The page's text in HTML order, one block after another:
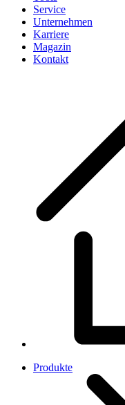
Service
Unternehmen
Karriere
Magazin
Kontakt
Produkte